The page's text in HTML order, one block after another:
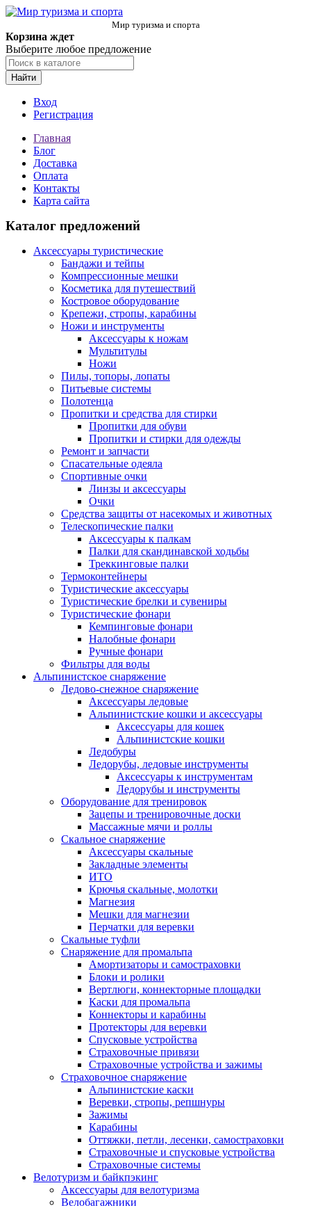
Мир туризма и спорта
Корзина ждет
Выберите любое предложение
Найти
Вход
Регистрация
Главная
Блог
Доставка
Оплата
Контакты
Карта сайта
Каталог предложений
Аксессуары туристические
Бандажи и тейпы
Компрессионные мешки
Косметика для путешествий
Костровое оборудование
Крепежи, стропы, карабины
Ножи и инструменты
Аксессуары к ножам
Мультитулы
Ножи
Пилы, топоры, лопаты
Питьевые системы
Полотенца
Пропитки и средства для стирки
Пропитки для обуви
Пропитки и стирки для одежды
Ремонт и запчасти
Спасательные одеяла
Спортивные очки
Линзы и аксессуары
Очки
Средства защиты от насекомых и животных
Телескопические палки
Аксессуары к палкам
Палки для скандинавской ходьбы
Треккинговые палки
Термоконтейнеры
Туристические аксессуары
Туристические брелки и сувениры
Туристические фонари
Кемпинговые фонари
Налобные фонари
Ручные фонари
Фильтры для воды
Альпинистское снаряжение
Ледово-снежное снаряжение
Аксессуары ледовые
Альпинистские кошки и аксессуары
Аксессуары для кошек
Альпинистские кошки
Ледобуры
Ледорубы, ледовые инструменты
Аксессуары к инструментам
Ледорубы и инструменты
Оборудование для тренировок
Зацепы и тренировочные доски
Массажные мячи и роллы
Скальное снаряжение
Аксессуары скальные
Закладные элементы
ИТО
Крючья скальные, молотки
Магнезия
Мешки для магнезии
Перчатки для веревки
Скальные туфли
Снаряжение для промальпа
Амортизаторы и самостраховки
Блоки и ролики
Вертлюги, коннекторные площадки
Каски для промальпа
Коннекторы и карабины
Протекторы для веревки
Спусковые устройства
Страховочные привязи
Страховочные устройства и зажимы
Страховочное снаряжение
Альпинистские каски
Веревки, стропы, репшнуры
Зажимы
Карабины
Оттяжки, петли, лесенки, самостраховки
Страховочные и спусковые устройства
Страховочные системы
Велотуризм и байкпэкинг
Аксессуары для велотуризма
Велобагажники